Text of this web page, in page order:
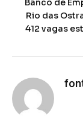
Banco de
Rio das
412 vagas